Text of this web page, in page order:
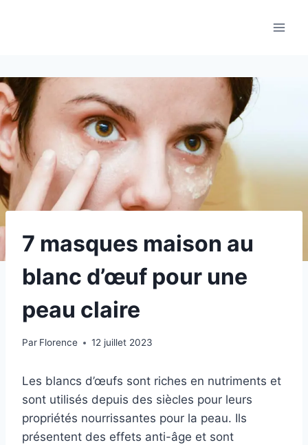
7 masques maison au
blanc d’œuf pour une
peau claire
Par Florence 12 juillet 2023
Les blancs d’œufs sont riches en nutriments et
sont utilisés depuis des siècles pour leurs
propriétés nourrissantes pour la peau. Ils
présentent des effets anti-âge et sont